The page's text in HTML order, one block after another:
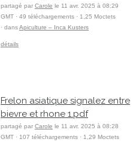
partagé par Carole le 11 avr. 2025 à 08:29
GMT · 49 téléchargements · 1,25 Moctets
· dansApiculture – Inca Kusters
détails
Frelon asiatique signalez entre
bievre et rhone 1.pdf
partagé par Carole le 11 avr. 2025 à 08:28
GMT · 107 téléchargements · 1,29 Moctets